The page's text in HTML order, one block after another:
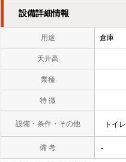
設備詳細情報
用途 倉庫
天井高
業種
特 徴
設備・条件・その他 トイレ
備 考 -